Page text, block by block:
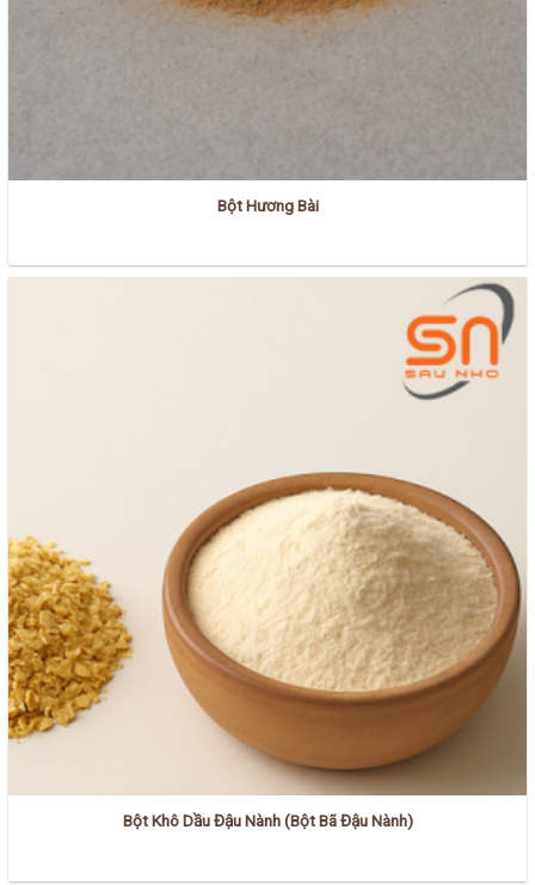
Bột Hương Bài
Bột Khô Dầu Đậu Nành (Bột Bã Đậu Nành)